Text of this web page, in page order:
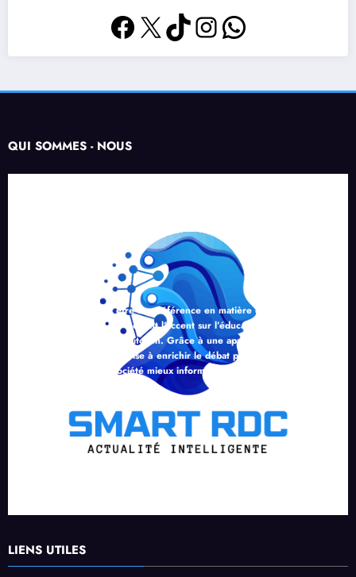
Facebook
X TikTok
Instagram
WhatsApp
QUI SOMMES - NOUS
SMART RDC aspire à être une référence en matière d’information
intelligente en RDC, en mettant l’accent sur l’éducation, l’analyse
critique et l’engagement citoyen. Grâce à une approche professionnelle
et responsable, le média vise à enrichir le débat public et à contribuer à
la construction d’une société mieux informée.
LIENS UTILES